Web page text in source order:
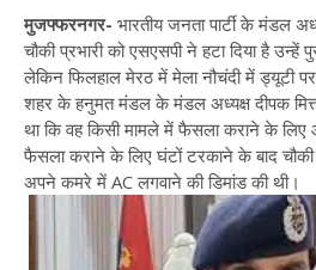
मुजफ्फरनगर- भारतीय जनता पार्टी के मंडल
चौकी प्रभारी को एसएसपी ने हटा दिया है उन्हें
लेकिन फिलहाल मेरठ में मेला नौचंदी में ड्यूटी
शहर के हनुमत मंडल के मंडल अध्यक्ष दीपक
था कि वह किसी मामले में फैसला कराने के लिए
फैसला कराने के लिए घंटों टरकाने के बाद चौकी
अपने कमरे में AC लगवाने की डिमांड की थी।